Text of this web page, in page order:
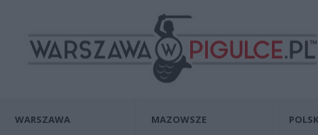
WARSZAWA MAZOWSZE